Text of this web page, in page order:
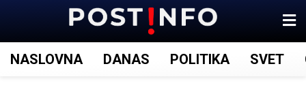
NASLOVNA DANAS POLITIKA SVET